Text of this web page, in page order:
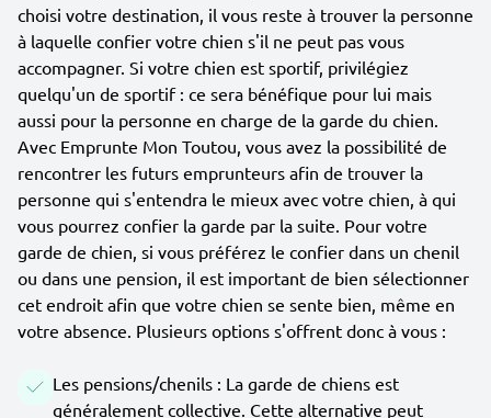
choisi votre destination, il vous reste à trouver la personne
à laquelle confier votre chien s'il ne peut pas vous
accompagner. Si votre chien est sportif, privilégiez
quelqu'un de sportif : ce sera bénéfique pour lui mais
aussi pour la personne en charge de la garde du chien.
Avec Emprunte Mon Toutou, vous avez la possibilité de
rencontrer les futurs emprunteurs afin de trouver la
personne qui s'entendra le mieux avec votre chien, à qui
vous pourrez confier la garde par la suite. Pour votre
garde de chien, si vous préférez le confier dans un chenil
ou dans une pension, il est important de bien sélectionner
cet endroit afin que votre chien se sente bien, même en
votre absence. Plusieurs options s'offrent donc à vous :
Les pensions/chenils : La garde de chiens est
généralement collective. Cette alternative peut